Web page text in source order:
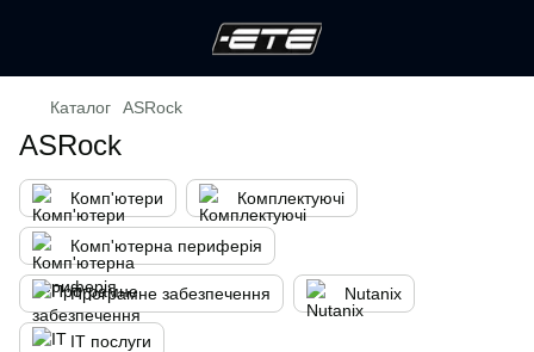
Каталог ASRock
ASRock
Комп'ютери Комплектуючі
Комп'ютерна периферія
Програмне забезпечення Nutanix
IT послуги